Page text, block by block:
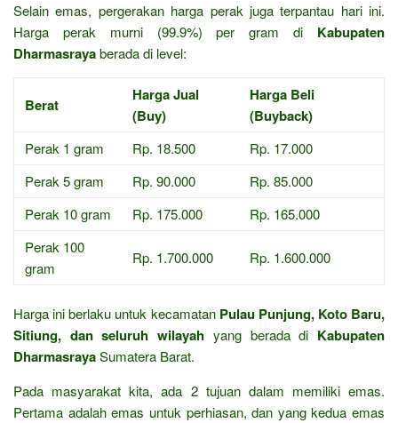
Selain emas, pergerakan harga perak juga terpantau hari ini.
Harga perak murni (99.9%) per gram di Kabupaten
Dharmasrayaberada di level:
Berat
Harga Jual
(Buy)
Harga Beli
(Buyback)
Perak 1 gram Rp. 18.500
Rp. 17.000
Perak 5 gram
Rp. 90.000
Rp. 85.000
Perak 10 gram
Rp. 175.000
Rp. 165.000
Perak 100
gram
Rp. 1.700.000 Rp. 1.600.000
Harga ini berlaku untuk kecamatan Pulau Punjung, Koto Baru,
Sitiung, dan seluruh wilayah yang berada di Kabupaten
DharmasrayaSumatera Barat.
Pada masyarakat kita, ada 2 tujuan dalam memiliki emas.
Pertama adalah emas untuk perhiasan, dan yang kedua emas